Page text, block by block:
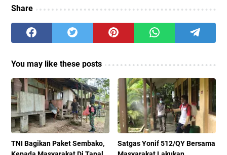
Share
You may like these posts
TNI Bagikan Paket Sembako,
Satgas Yonif 512/QY Bersama